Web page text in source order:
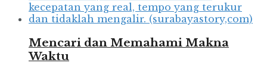
Mencari dan Memahami Makna
Waktu